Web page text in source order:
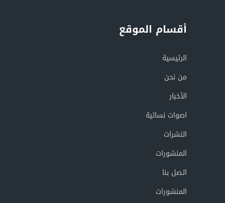
أقسام الموقع
الرئيسية
من نحن
الأخبار
اصوات نسائية
النشرات
المنشورات
اتصل بنا
المنشورات